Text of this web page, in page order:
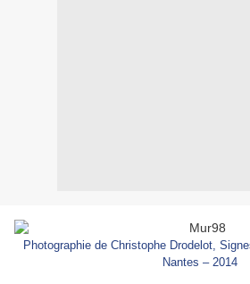
Photographie de Christophe Drodelot,
Nantes – 2014